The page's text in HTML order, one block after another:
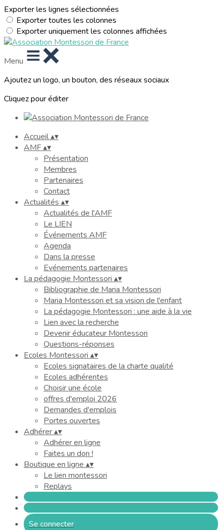
Exporter les lignes sélectionnées
Exporter toutes les colonnes
Exporter uniquement les colonnes affichées
Menu
Ajoutez un logo, un bouton, des réseaux sociaux
Cliquez pour éditer
Accueil▴▾
AMF▴▾
Présentation
Membres
Partenaires
Contact
Actualités ▴▾
Actualités de l'AMF
Le LIEN
Événements AMF
Agenda
Dans la presse
Evénements partenaires
La pédagogie Montessori ▴▾
Bibliographie de Maria Montessori
Maria Montessori et sa vision de l'enfant
La pédagogie Montessori : une aide à la vie
Lien avec la recherche
Devenir éducateur Montessori
Questions-réponses
Ecoles Montessori ▴▾
Ecoles signataires de la charte qualité
Ecoles adhérentes
Choisir une école
offres d'emploi 2026
Demandes d'emplois
Portes ouvertes
Adhérer▴▾
Adhérer en ligne
Faites un don !
Boutique en ligne ▴▾
Le lien montessori
Replays
Se connecter